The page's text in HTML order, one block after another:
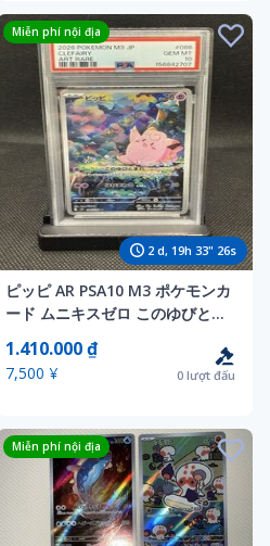
2d, 19h 33" 24s
Miễn phí nội địa
ピッピ AR PSA10 M3 ポケモンカ
ード ムニキスゼロ このゆびとま
れ 086/080 Cona Nitando
1.410.000 ₫
7,500 ¥ 0lượt đấu
Miễn phí nội địa